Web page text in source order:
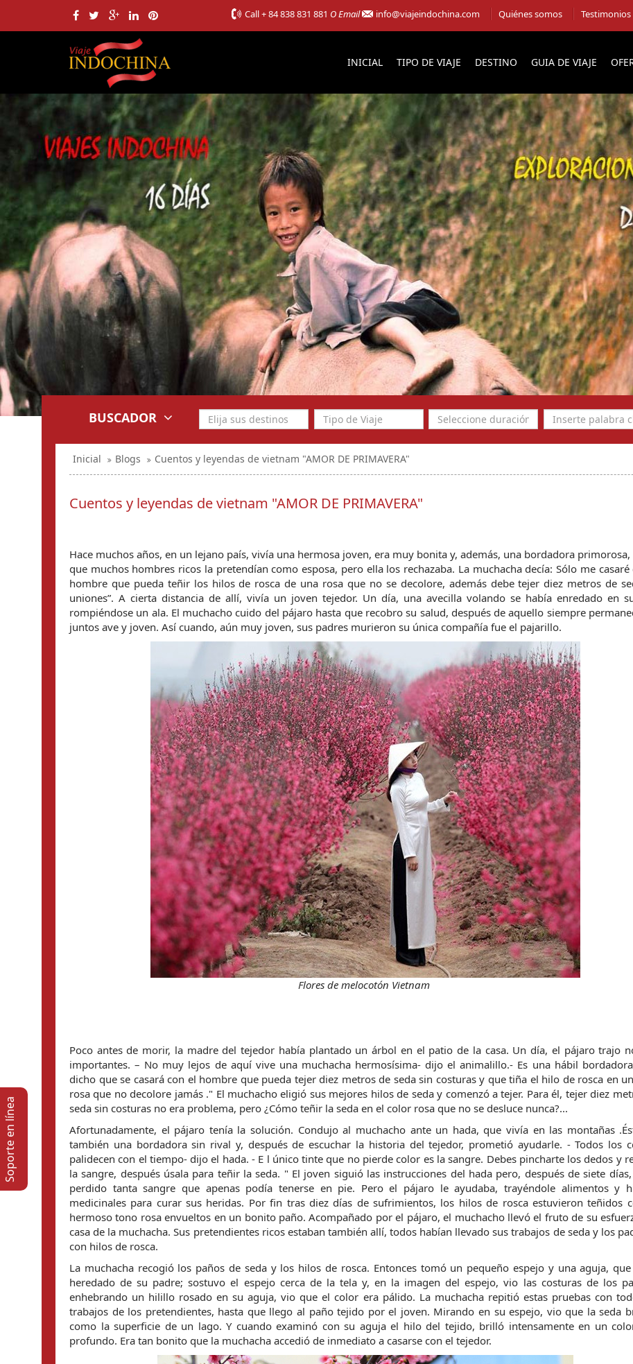
Call+ 84 838 831 881 O Email info@viajeindochina.com Quiénes somos Testimonios
INICIAL TIPO DE VIAJE DESTINO GUIA DE VIAJE
BUSCADOR
Inicial Blogs Cuentos y leyendas de vietnam "AMOR DE PRIMAVERA"
Cuentos y leyendas de vietnam "AMOR DE PRIMAVERA"
Hace muchos años, en un lejano país, vivía una hermosa joven, era muy bonita y, además, una bordadora
que muchos hombres ricos la pretendían como esposa, pero ella los rechazaba. La muchacha decía: Sólo me casaré
hombre que pueda teñir los hilos de rosca de una rosa que no se decolore, además debe tejer diez metros de
uniones”. A cierta distancia de allí, vivía un joven tejedor. Un día, una avecilla volando se había enredado en
rompiéndose un ala. El muchacho cuido del pájaro hasta que recobro su salud, después de aquello siempre
juntos ave y joven. Así cuando, aún muy joven, sus padres murieron su única compañía fue el pajarillo.
Flores de melocotón Vietnam
Poco antes de morir, la madre del tejedor había plantado un árbol en el patio de la casa. Un día, el pájaro trajo
importantes. – No muy lejos de aquí vive una muchacha hermosísima- dijo el animalillo.- Es una hábil
dicho que se casará con el hombre que pueda tejer diez metros de seda sin costuras y que tiña el hilo de rosca en
rosa que no decolore jamás ." El muchacho eligió sus mejores hilos de seda y comenzó a tejer. Para él, tejer diez
seda sin costuras no era problema, pero ¿Cómo teñir la seda en el color rosa que no se desluce nunca?...
Afortunadamente, el pájaro tenía la solución. Condujo al muchacho ante un hada, que vivía en las montañas
también una bordadora sin rival y, después de escuchar la historia del tejedor, prometió ayudarle. - Todos los
palidecen con el tiempo- dijo el hada. - E l único tinte que no pierde color es la sangre. Debes pincharte los dedos y
la sangre, después úsala para teñir la seda. " El joven siguió las instrucciones del hada pero, después de siete
perdido tanta sangre que apenas podía tenerse en pie. Pero el pájaro le ayudaba, trayéndole alimentos y
medicinales para curar sus heridas. Por fin tras diez días de sufrimientos, los hilos de rosca estuvieron teñidos
hermoso tono rosa envueltos en un bonito paño. Acompañado por el pájaro, el muchacho llevó el fruto de su
casa de la muchacha. Sus pretendientes ricos estaban también allí, todos habían llevado sus trabajos de seda y los
con hilos de rosca.
La muchacha recogió los paños de seda y los hilos de rosca. Entonces tomó un pequeño espejo y una aguja,
heredado de su padre; sostuvo el espejo cerca de la tela y, en la imagen del espejo, vio las costuras de los
enhebrando un hilillo rosado en su aguja, vio que el color era pálido. La muchacha repitió estas pruebas con
trabajos de los pretendientes, hasta que llego al paño tejido por el joven. Mirando en su espejo, vio que la seda
como la superficie de un lago. Y cuando examinó con su aguja el hilo del tejido, brilló intensamente en un
profundo. Era tan bonito que la muchacha accedió de inmediato a casarse con el tejedor.
Soporte en lí­nea